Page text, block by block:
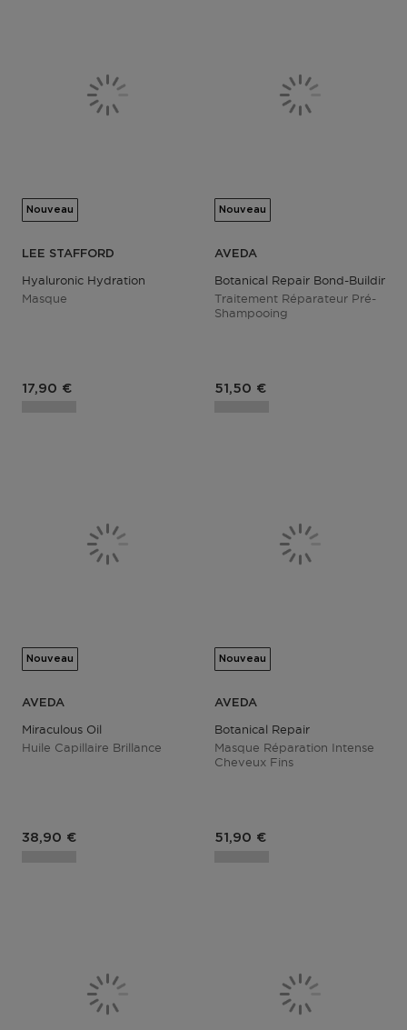
Nouveau
LEE STAFFORD
Hyaluronic Hydration
Masque
Prix du produit
17,90 €
Nouveau
AVEDA
Botanical Repair Bond-Building
Traitement Réparateur Pré-
Shampooing
Prix du produit
51,50 €
Nouveau
AVEDA
Miraculous Oil
Huile Capillaire Brillance
Prix du produit
38,90 €
Nouveau
AVEDA
Botanical Repair
Masque Réparation Intense
Cheveux Fins
Prix du produit
51,90 €